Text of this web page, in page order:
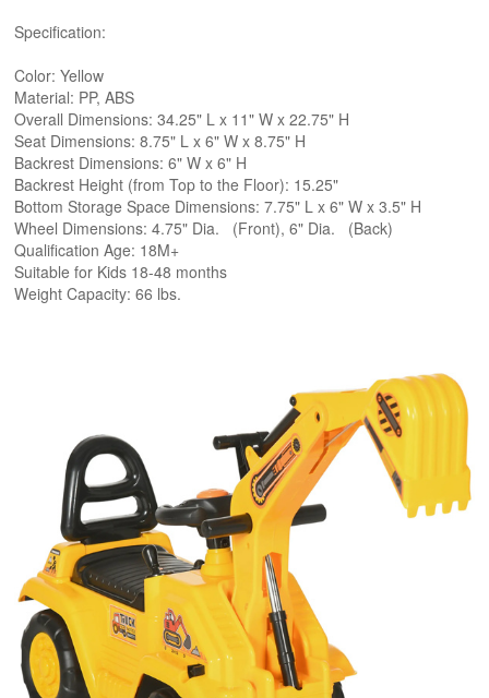
Specification:
Color: Yellow
Material: PP, ABS
Overall Dimensions: 34.25" L x 11" W x 22.75" H
Seat Dimensions: 8.75" L x 6" W x 8.75" H
Backrest Dimensions: 6" W x 6" H
Backrest Height (from Top to the Floor): 15.25"
Bottom Storage Space Dimensions: 7.75" L x 6" W x 3.5" H
Wheel Dimensions: 4.75" Dia. (Front), 6" Dia. (Back)
Qualification Age: 18M+
Suitable for Kids 18-48 months
Weight Capacity: 66 lbs.